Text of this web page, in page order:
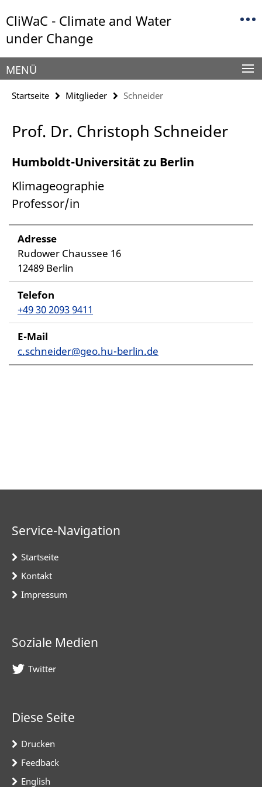
direkt
zu
CliWaC - Climate and Water
under Change
Service-
Navigation
MENÜ
Startseite Mitglieder Schneider
Prof. Dr. Christoph Schneider
Humboldt-Universität zu Berlin
Klimageographie
Professor/in
Adresse
Rudower Chaussee 16
12489 Berlin
Telefon
+49 30 2093 9411
E-Mail
c.schneider@geo.hu-berlin.de
Service-Navigation
Startseite
Kontakt
Impressum
Soziale Medien
Twitter
Diese Seite
Drucken
Feedback
English